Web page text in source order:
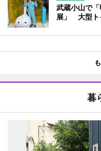
武蔵小山で
展」 大型ト
暮